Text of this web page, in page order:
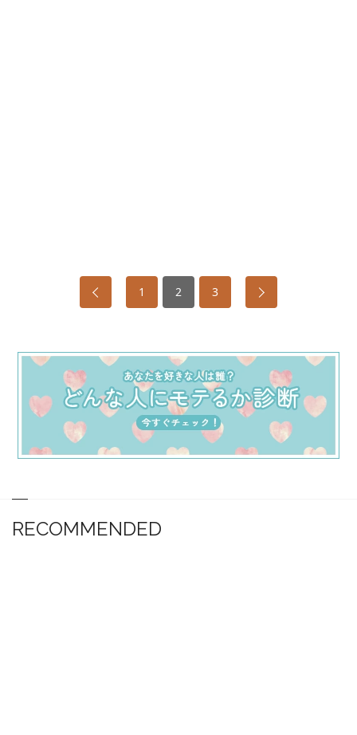
1 2 3
RECOMMENDED